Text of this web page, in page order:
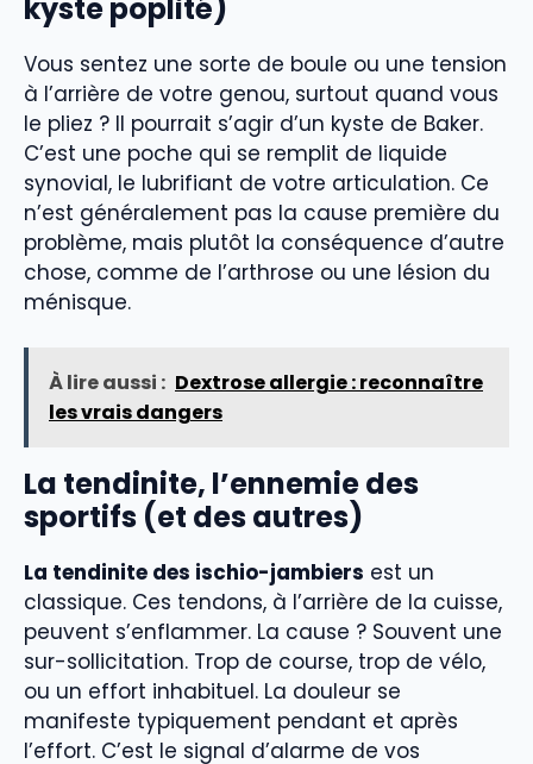
kyste poplité)
Vous sentez une sorte de boule ou une tension
à l’arrière de votre genou, surtout quand vous
le pliez ? Il pourrait s’agir d’un kyste de Baker.
C’est une poche qui se remplit de liquide
synovial, le lubrifiant de votre articulation. Ce
n’est généralement pas la cause première du
problème, mais plutôt la conséquence d’autre
chose, comme de l’arthrose ou une lésion du
ménisque.
À lire aussi : Dextrose allergie : reconnaître
les vrais dangers
La tendinite, l’ennemie des
sportifs (et des autres)
La tendinite des ischio-jambiers est un
classique. Ces tendons, à l’arrière de la cuisse,
peuvent s’enflammer. La cause ? Souvent une
sur-sollicitation. Trop de course, trop de vélo,
ou un effort inhabituel. La douleur se
manifeste typiquement pendant et après
l’effort. C’est le signal d’alarme de vos